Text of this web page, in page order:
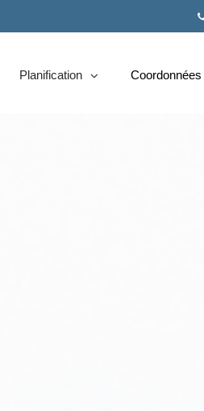
Planification
collapsed Coordonnées